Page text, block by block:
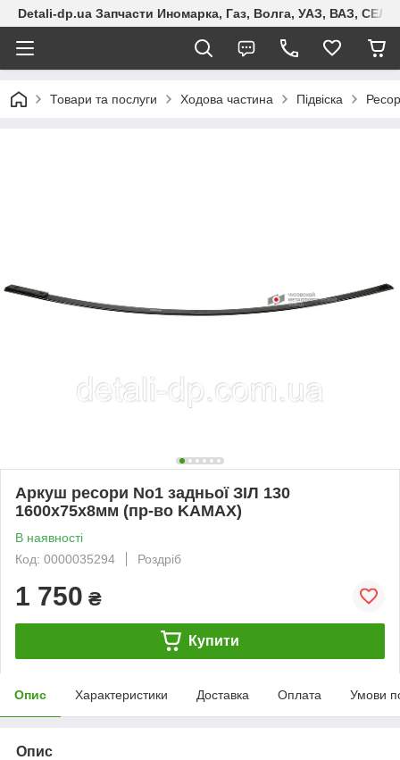
Detali-dp.ua Запчасти Иномарка, Газ, Волга, УАЗ, ВАЗ,
Товари та послуги Ходова частина Підвіска
Аркуш ресори No1 задньої ЗІЛ 130
1600х75х8мм (пр-во KAMAX)
В наявності
Код: 0000035294
Роздріб
1 750 ₴
Купити
Опис Характеристики Доставка Оплата Умови
Опис